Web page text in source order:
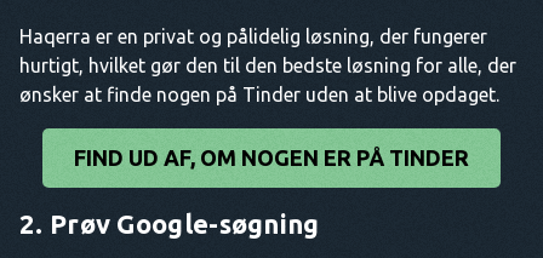
Haqerra er en privat og pålidelig løsning, der fungerer
hurtigt, hvilket gør den til den bedste løsning for alle, der
ønsker at finde nogen på Tinder uden at blive opdaget.
FIND UD AF, OM NOGEN ER PÅ TINDER
2. Prøv Google-søgning